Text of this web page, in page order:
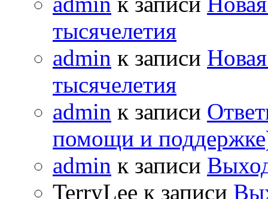
тысячелетия
admin к записи
тысячелетия
admin к записи
помощи и
admin к записи
TerryLee к записи